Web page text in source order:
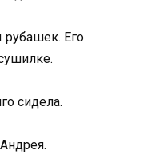
Его
сидела.